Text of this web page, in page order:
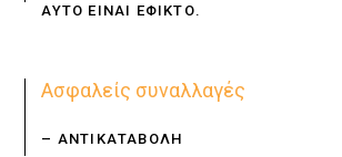
ΑΥΤΟ ΕΙΝΑΙ ΕΦΙΚΤΟ.
Ασφαλείς συναλλαγές
– ΑΝΤΙΚΑΤΑΒΟΛΗ